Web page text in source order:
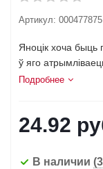
Артикул: 000477875
Яноцік хоча быць
ў яго
Подробнее
24.92
В наличии